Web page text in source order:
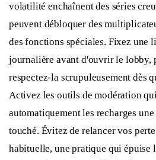
volatilité enchaînent des séries
peuvent débloquer des
des fonctions spéciales. Fixez une
journalière avant d'ouvrir le lobby,
respectez-la scrupuleusement dès
Activez les outils de modération
automatiquement les recharges
touché. Évitez de relancer vos
habituelle, une pratique qui épuise